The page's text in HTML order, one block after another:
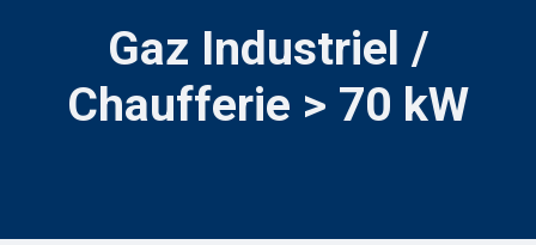
Gaz Industriel /
Chaufferie > 70 kW